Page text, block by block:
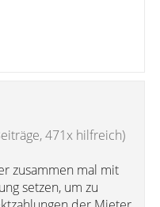
471x hilfreich)
zusammen mal mit
setzen, um zu